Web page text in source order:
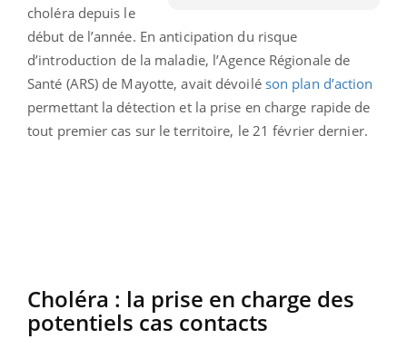
choléra depuis le
début de l’année. En anticipation du risque
d’introduction de la maladie, l’Agence Régionale de
Santé (ARS) de Mayotte, avait dévoilé son plan d’action
permettant la détection et la prise en charge rapide de
tout premier cas sur le territoire, le 21 février dernier.
Choléra : la prise en charge des
potentiels cas contacts